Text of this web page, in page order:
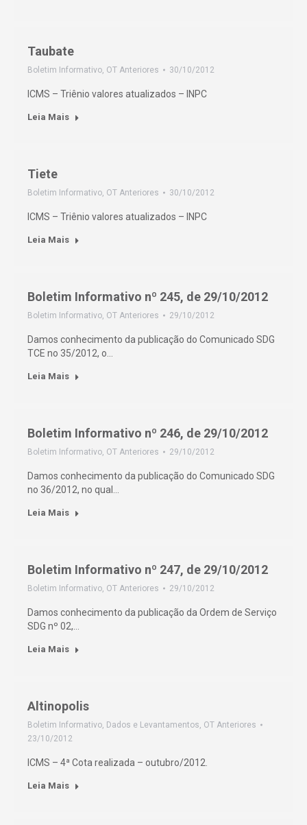
Taubate
Boletim Informativo, OT Anteriores 30/10/2012
ICMS – Triênio valores atualizados – INPC
Leia Mais
Tiete
Boletim Informativo, OT Anteriores 30/10/2012
ICMS – Triênio valores atualizados – INPC
Leia Mais
Boletim Informativo nº 245, de 29/10/2012
Boletim Informativo, OT Anteriores 29/10/2012
Damos conhecimento da publicação do Comunicado SDG
TCE no 35/2012, o…
Leia Mais
Boletim Informativo nº 246, de 29/10/2012
Boletim Informativo, OT Anteriores 29/10/2012
Damos conhecimento da publicação do Comunicado SDG
no 36/2012, no qual…
Leia Mais
Boletim Informativo nº 247, de 29/10/2012
Boletim Informativo, OT Anteriores 29/10/2012
Damos conhecimento da publicação da Ordem de Serviço
SDG nº 02,…
Leia Mais
Altinopolis
Boletim Informativo, Dados e Levantamentos, OT Anteriores
23/10/2012
ICMS – 4ª Cota realizada – outubro/2012.
Leia Mais